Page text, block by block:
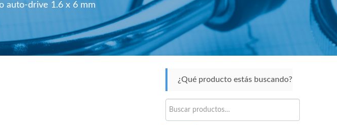
auto-drive 1.6 x 6 mm
¿Qué producto estás buscando?
por: